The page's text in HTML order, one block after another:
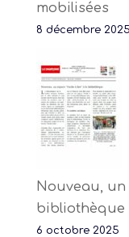
mobilisées
8 décembre 2025
Nouveau, un
bibliothèque
6 octobre 2025